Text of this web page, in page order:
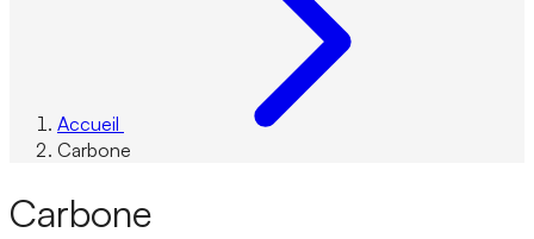
Accueil
Carbone
Carbone